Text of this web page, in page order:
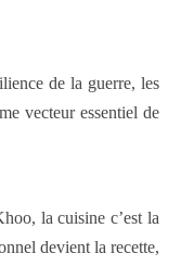
de la guerre, les
vecteur essentiel de
la cuisine c’est la
devient la recette,